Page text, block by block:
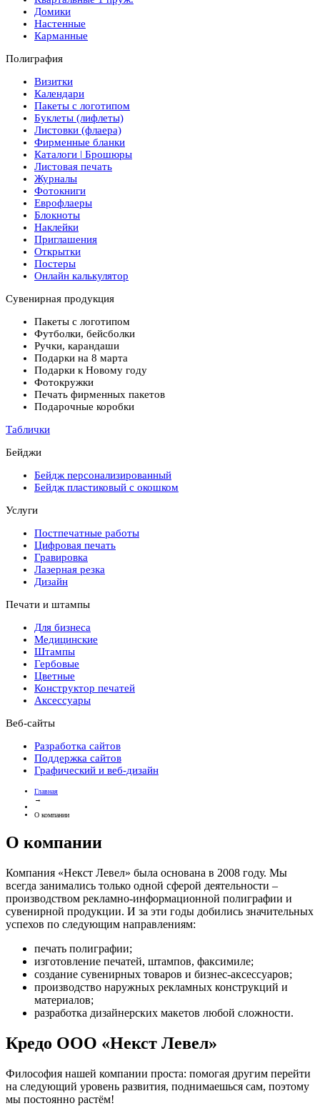
Домики
Настенные
Карманные
Полиграфия
Визитки
Календари
Пакеты с логотипом
Буклеты (лифлеты)
Листовки (флаера)
Фирменные бланки
Каталоги | Брошюры
Листовая печать
Журналы
Фотокниги
Еврофлаеры
Блокноты
Наклейки
Приглашения
Открытки
Постеры
Онлайн калькулятор
Сувенирная продукция
Пакеты с логотипом
Футболки, бейсболки
Ручки, карандаши
Подарки на 8 марта
Подарки к Новому году
Фотокружки
Печать фирменных пакетов
Подарочные коробки
Таблички
Бейджи
Бейдж персонализированный
Бейдж пластиковый с окошком
Услуги
Постпечатные работы
Цифровая печать
Гравировка
Лазерная резка
Дизайн
Печати и штампы
Для бизнеса
Медицинские
Штампы
Гербовые
Цветные
Конструктор печатей
Аксессуары
Веб-сайты
Разработка сайтов
Поддержка сайтов
Графический и веб-дизайн
Главная
→
О компании
О компании
Компания «Некст Левел» была основана в 2008 году. Мы
всегда занимались только одной сферой деятельности –
производством рекламно-информационной полиграфии и
сувенирной продукции. И за эти годы добились значительных
успехов по следующим направлениям:
печать полиграфии;
изготовление печатей, штампов, факсимиле;
создание сувенирных товаров и бизнес-аксессуаров;
производство наружных рекламных конструкций и
материалов;
разработка дизайнерских макетов любой сложности.
Кредо ООО «Некст Левел»
Философия нашей компании проста: помогая другим перейти
на следующий уровень развития, поднимаешься сам, поэтому
мы постоянно растём!